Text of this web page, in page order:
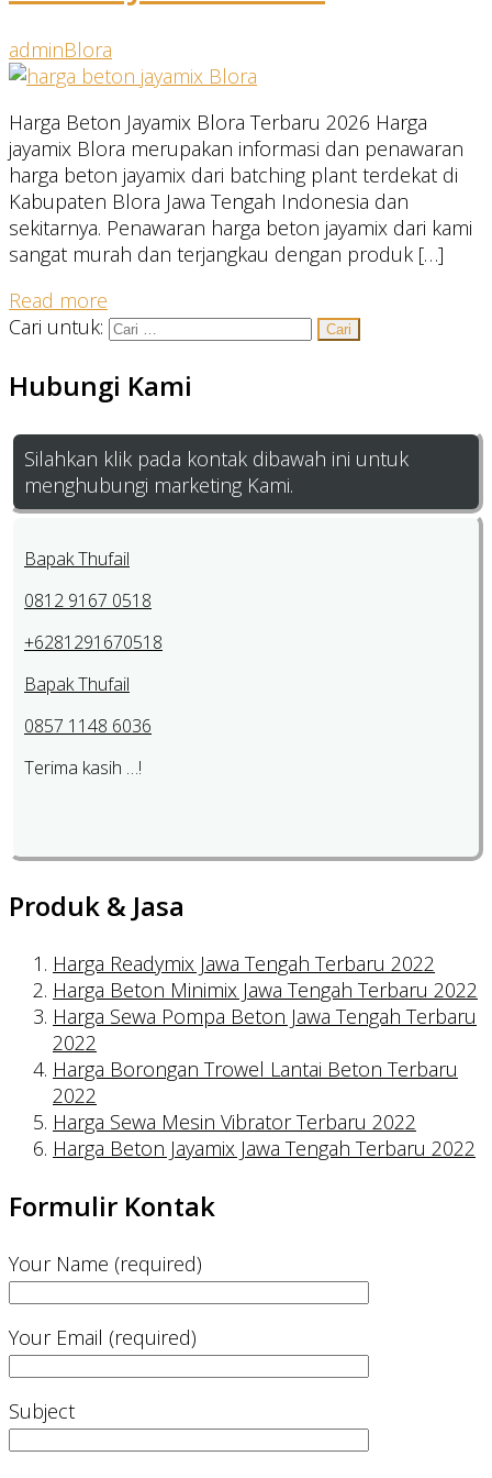
adminBlora
Harga Beton Jayamix Blora Terbaru 2026 Harga
jayamix Blora merupakan informasi dan penawaran
harga beton jayamix dari batching plant terdekat di
Kabupaten Blora Jawa Tengah Indonesia dan
sekitarnya. Penawaran harga beton jayamix dari kami
sangat murah dan terjangkau dengan produk […]
Read more
Cari untuk:
Hubungi Kami
Silahkan klik pada kontak dibawah ini untuk
menghubungi marketing Kami.
Bapak Thufail
0812 9167 0518
+6281291670518
Bapak Thufail
0857 1148 6036
Terima kasih …!
Produk & Jasa
Harga Readymix Jawa Tengah Terbaru 2022
Harga Beton Minimix Jawa Tengah Terbaru 2022
Harga Sewa Pompa Beton Jawa Tengah Terbaru
2022
Harga Borongan Trowel Lantai Beton Terbaru
2022
Harga Sewa Mesin Vibrator Terbaru 2022
Harga Beton Jayamix Jawa Tengah Terbaru 2022
Formulir Kontak
Your Name (required)
Your Email (required)
Subject